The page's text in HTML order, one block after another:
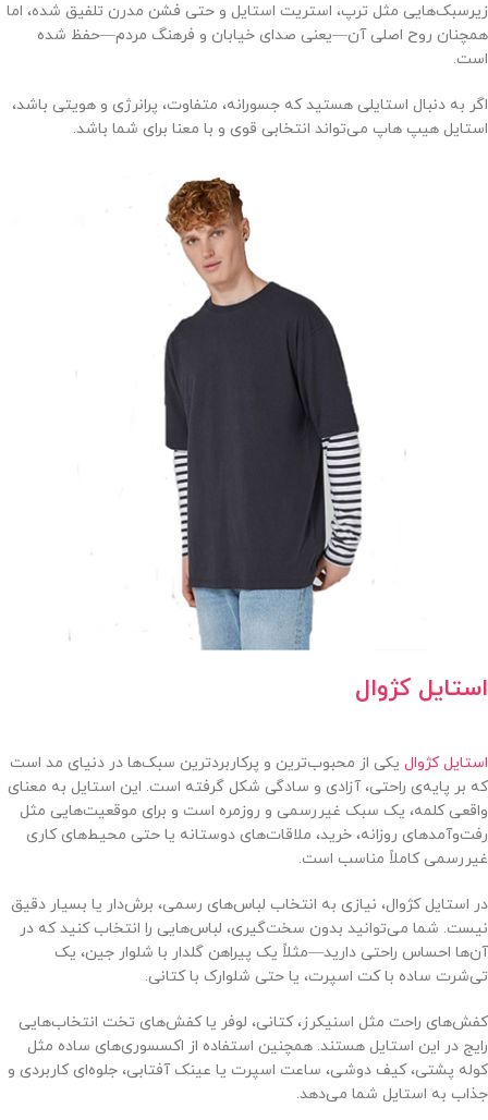
زیرسبک‌هایی مثل ترپ، استریت استایل و حتی فشن مدرن تلفیق شده، اما
همچنان روح اصلی آن—یعنی صدای خیابان و فرهنگ مردم—حفظ شده
است.
اگر به دنبال استایلی هستید که جسورانه، متفاوت، پرانرژی و هویتی باشد،
استایل هیپ هاپ می‌تواند انتخابی قوی و با معنا برای شما باشد.
استایل کژوال
استایل کژوال یکی از محبوب‌ترین و پرکاربردترین سبک‌ها در دنیای مد است
که بر پایه‌ی راحتی، آزادی و سادگی شکل گرفته است. این استایل به معنای
واقعی کلمه، یک سبک غیررسمی و روزمره است و برای موقعیت‌هایی مثل
رفت‌وآمدهای روزانه، خرید، ملاقات‌های دوستانه یا حتی محیط‌های کاری
غیررسمی کاملاً مناسب است.
در استایل کژوال، نیازی به انتخاب لباس‌های رسمی، برش‌دار یا بسیار دقیق
نیست. شما می‌توانید بدون سخت‌گیری، لباس‌هایی را انتخاب کنید که در
آن‌ها احساس راحتی دارید—مثلاً یک پیراهن گلدار با شلوار جین، یک
تی‌شرت ساده با کت اسپرت، یا حتی شلوارک با کتانی.
کفش‌های راحت مثل اسنیکرز، کتانی، لوفر یا کفش‌های تخت انتخاب‌هایی
رایج در این استایل هستند. همچنین استفاده از اکسسوری‌های ساده مثل
کوله پشتی، کیف دوشی، ساعت اسپرت یا عینک آفتابی، جلوه‌ای کاربردی و
جذاب به استایل شما می‌دهد.